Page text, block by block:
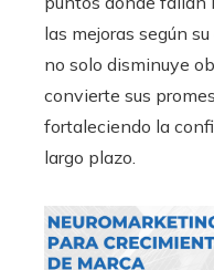
las mejoras según
no solo disminuye
convierte sus
fortaleciendo la
largo plazo.